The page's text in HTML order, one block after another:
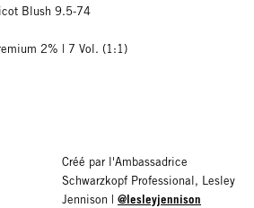
Blush 9.5-74
2% | 7 Vol. (1:1)
Créé par l'Ambassadrice
Schwarzkopf Professional, Lesley
Jennison | @lesleyjennison